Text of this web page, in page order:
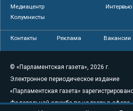
Медиацентр
Интервью
Колумнисты
Контакты Реклама Вакансии
© «Парламентская газета», 2026 г.
Электронное периодическое издание
«Парламентская газета»
Федеральной службе по надзору в сфере